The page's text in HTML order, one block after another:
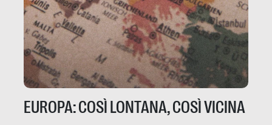
EUROPA: COSÌ LONTANA, COSÌ VICINA